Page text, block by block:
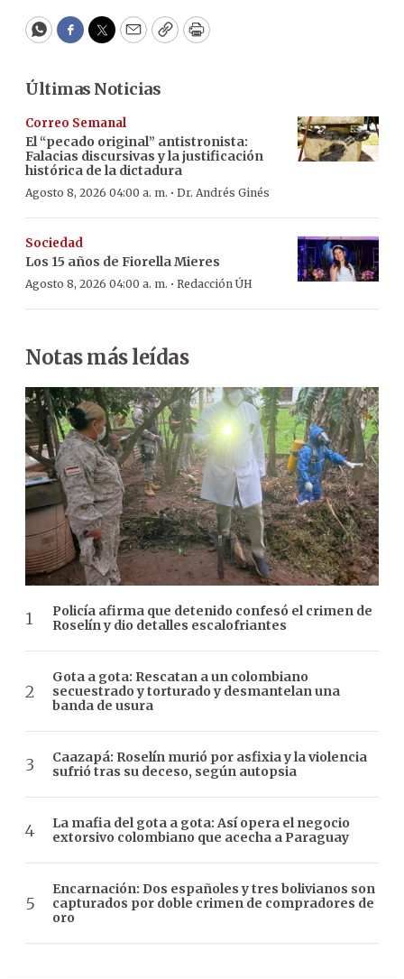
WhatsApp
Facebook
Twitter
EmailCopyPrint
Últimas Noticias
Correo Semanal
El “pecado original” antistronista:
Falacias discursivas y la justificación
histórica de la dictadura
Agosto 8, 2026 04:00 a. m. · Dr. Andrés Ginés
Sociedad
Los 15 años de Fiorella Mieres
Agosto 8, 2026 04:00 a. m. · Redacción ÚH
Notas más leídas
Policía afirma que detenido confesó el crimen de
Roselín y dio detalles escalofriantes
Gota a gota: Rescatan a un colombiano
secuestrado y torturado y desmantelan una
banda de usura
Caazapá: Roselín murió por asfixia y la violencia
sufrió tras su deceso, según autopsia
La mafia del gota a gota: Así opera el negocio
extorsivo colombiano que acecha a Paraguay
Encarnación: Dos españoles y tres bolivianos son
capturados por doble crimen de compradores de
oro